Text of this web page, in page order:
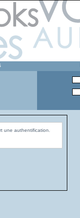
une authentification.